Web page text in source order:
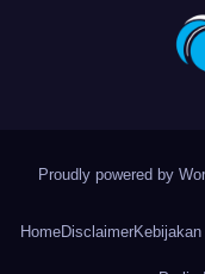
Proudly powered by
HomeDisclaimer